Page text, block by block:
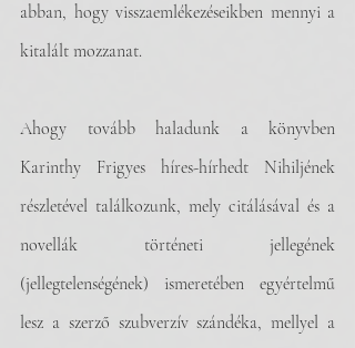
abban, hogy visszaemlékezéseikben mennyi a
kitalált mozzanat.
Ahogy tovább haladunk a könyvben
Karinthy Frigyes híres-hírhedt Nihiljének
részletével találkozunk, mely citálásával és a
novellák történeti jellegének
(jellegtelenségének) ismeretében egyértelmű
lesz a szerző szubverzív szándéka, mellyel a